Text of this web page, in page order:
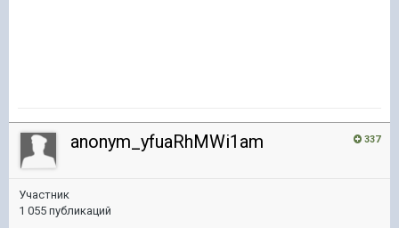
337
anonym_yfuaRhMWi1am
Участник
1 055 публикаций